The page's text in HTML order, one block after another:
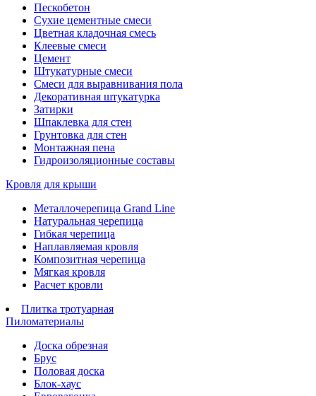
Пескобетон
Сухие цементные смеси
Цветная кладочная смесь
Клеевые смеси
Цемент
Штукатурные смеси
Смеси для выравнивания пола
Декоративная штукатурка
Затирки
Шпаклевка для стен
Грунтовка для стен
Монтажная пена
Гидроизоляционные составы
Кровля для крыши
Металлочерепица Grand Line
Натуральная черепица
Гибкая черепица
Наплавляемая кровля
Композитная черепица
Мягкая кровля
Расчет кровли
Плитка тротуарная
Пиломатериалы
Доска обрезная
Брус
Половая доска
Блок-хаус